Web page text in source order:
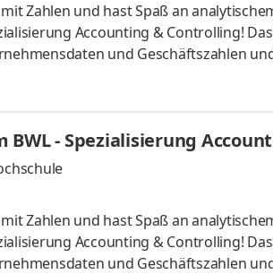
Zahlen und hast Spaß an
Accounting & Controlling!
und Geschäftszahlen
im April oder im Oktober starten
absolvierst Du bei einem
Aufnahmeprüfung startenDu
Studienberatung, Study Guides
BWL - Spezialisierung
Zahlen und hast Spaß an
Accounting & Controlling!
und Geschäftszahlen